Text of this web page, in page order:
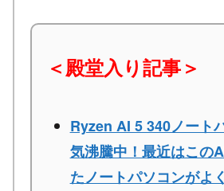
＜殿堂入り記事＞
Ryzen AI 5 340ノート
気沸騰中！最近はこの
たノートパソコンがよ